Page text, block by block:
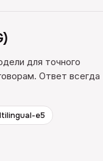
для точного
Ответ всегда
e5